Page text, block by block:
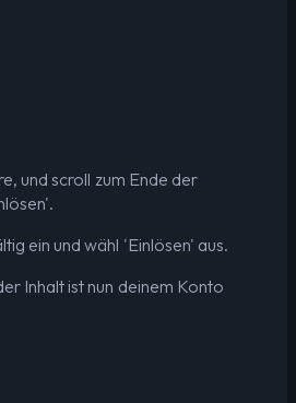
und scroll zum Ende der
ein und wähl 'Einlösen' aus.
Inhalt ist nun deinem Konto